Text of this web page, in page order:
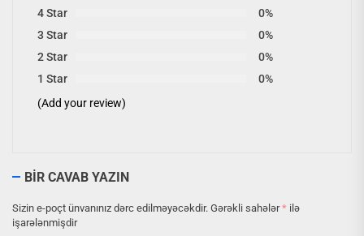
4 Star
0%
3 Star
0%
2 Star
0%
1 Star
0%
(Add your review)
BIR CAVAB YAZIN
Sizin e-poçt ünvanınız dərc edilməyəcəkdir. Gərəkli sahələr* ilə
işarələnmişdir